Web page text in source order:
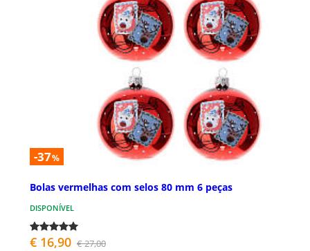
-37%
Bolas vermelhas com selos 80 mm 6 peças
DISPONÍVEL
€ 16,90 € 27,00